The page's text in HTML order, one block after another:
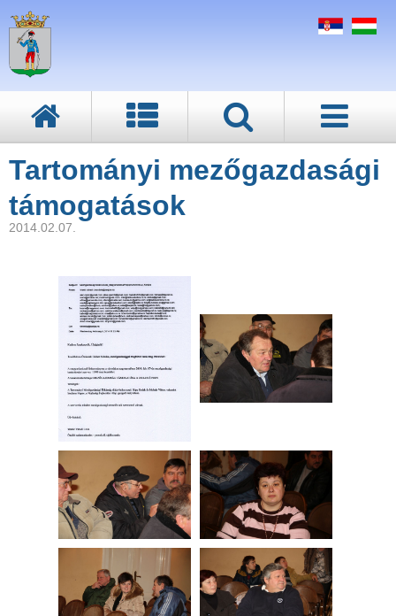
Tartományi mezőgazdasági
támogatások
2014.02.07.